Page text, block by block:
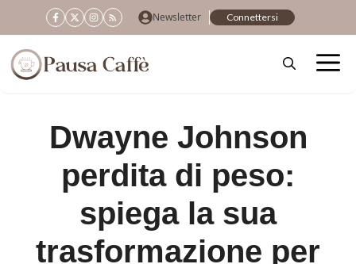
al
contenuto
Newsletter Connettersi
Dwayne Johnson
perdita di peso:
spiega la sua
trasformazione per